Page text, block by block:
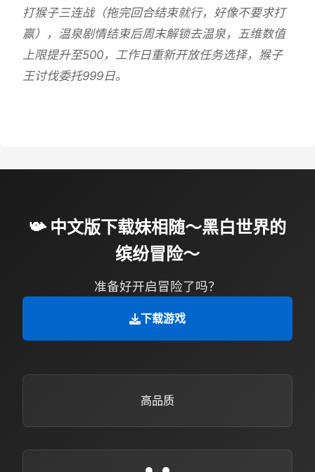
打猴子三连战（拖完回合结束就行，好像不要求打
赢），温泉剧情结束后周末解锁去温泉，五维数值
上限提升至500，工作日重新开放任务选择，猴子
王讨伐委托999日。
📯 中文版下载妹相随～黑白世界的
缤纷冒险～
准备好开启冒险了吗？
下载游戏
高品质